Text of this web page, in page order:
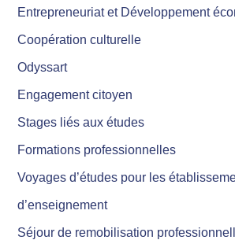
Entrepreneuriat et Développement
Coopération culturelle
Odyssart
Engagement citoyen
Stages liés aux études
Formations professionnelles
Voyages d’études pour les
d’enseignement
Séjour de remobilisation